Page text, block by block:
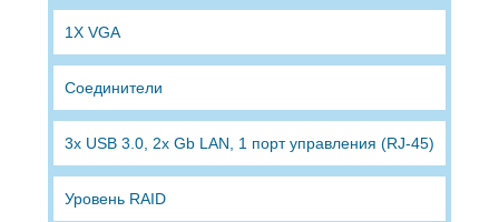
1X VGA
Соединители
3x USB 3.0, 2x Gb LAN, 1 порт управления (RJ-45)
Уровень RAID